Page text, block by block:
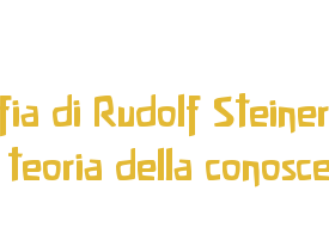
FESTIVITA' ARTE
di Rudolf
della